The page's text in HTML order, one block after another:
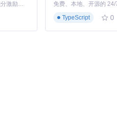
的使用门槛。
「源启盛夏」暑期校园开发者成长计划旨在激活校园开源力量，通过积分激励、认证扶持、资源倾斜等形式，引导高校组织和开发者完成「入驻 — 建项目 — 做贡献 — 获认证 — 得资源」的完整闭环。无论你是想带领社团入驻平台的组织者，还是希望用代码贡献证明自己的开发者，都能在这里找到属于你的成长路径。
TypeScript
0